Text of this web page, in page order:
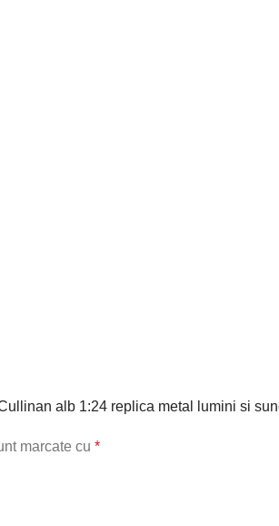
alb 1:24 replica metal lumini si
marcate cu *